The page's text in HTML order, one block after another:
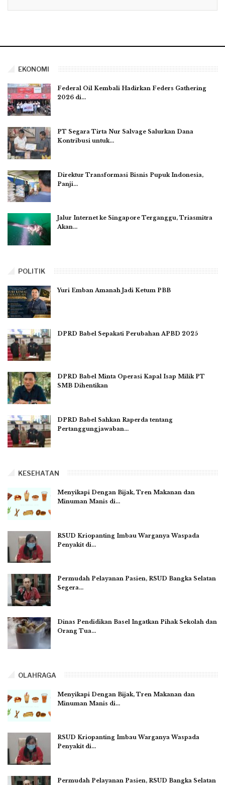
EKONOMI
Federal Oil Kembali Hadirkan Feders Gathering
2026 di…
PT Segara Tirta Nur Salvage Salurkan Dana
Kontribusi untuk…
Direktur Transformasi Bisnis Pupuk Indonesia,
Panji…
Jalur Internet ke Singapore Terganggu, Triasmitra
Akan…
POLITIK
Yuri Emban Amanah Jadi Ketum PBB
DPRD Babel Sepakati Perubahan APBD 2025
DPRD Babel Minta Operasi Kapal Isap Milik PT
SMB Dihentikan
DPRD Babel Sahkan Raperda tentang
Pertanggungjawaban…
KESEHATAN
Menyikapi Dengan Bijak, Tren Makanan dan
Minuman Manis di…
RSUD Kriopanting Imbau Warganya Waspada
Penyakit di…
Permudah Pelayanan Pasien, RSUD Bangka Selatan
Segera…
Dinas Pendidikan Basel Ingatkan Pihak Sekolah dan
Orang Tua…
OLAHRAGA
Menyikapi Dengan Bijak, Tren Makanan dan
Minuman Manis di…
RSUD Kriopanting Imbau Warganya Waspada
Penyakit di…
Permudah Pelayanan Pasien, RSUD Bangka Selatan